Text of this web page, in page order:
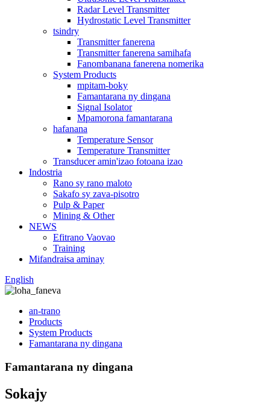
Radar Level Transmitter
Hydrostatic Level Transmitter
tsindry
Transmitter fanerena
Transmitter fanerena samihafa
Fanombanana fanerena nomerika
System Products
mpitam-boky
Famantarana ny dingana
Signal Isolator
Mpamorona famantarana
hafanana
Temperature Sensor
Temperature Transmitter
Transducer amin'izao fotoana izao
Indostria
Rano sy rano maloto
Sakafo sy zava-pisotro
Pulp & Paper
Mining & Other
NEWS
Efitrano Vaovao
Training
Mifandraisa aminay
English
an-trano
Products
System Products
Famantarana ny dingana
Famantarana ny dingana
Sokajy